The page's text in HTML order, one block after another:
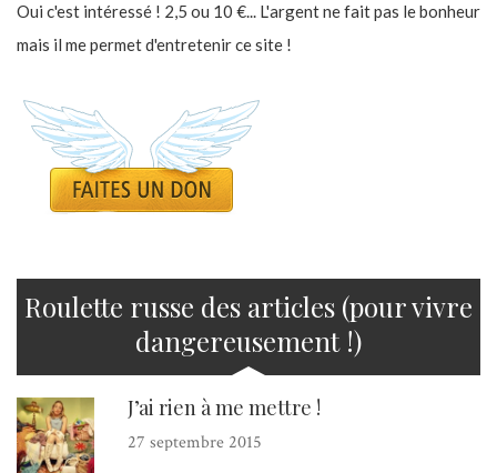
Oui c'est intéressé ! 2,5 ou 10 €... L'argent ne fait pas le bonheur
mais il me permet d'entretenir ce site !
Roulette russe des articles (pour vivre
dangereusement !)
J’ai rien à me mettre !
27 septembre 2015